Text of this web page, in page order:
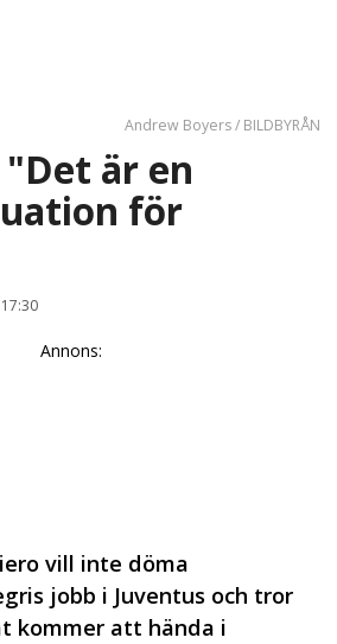
Andrew Boyers / BILDBYRÅN
är en
för
Annons:
vill inte döma
jobb i Juventus och tror
kommer att hända i